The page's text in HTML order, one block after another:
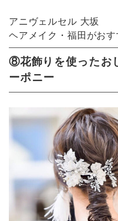
アニヴェルセル 大坂
ヘアメイク・福田がお
⑧花飾りを使ったお
ーポニー